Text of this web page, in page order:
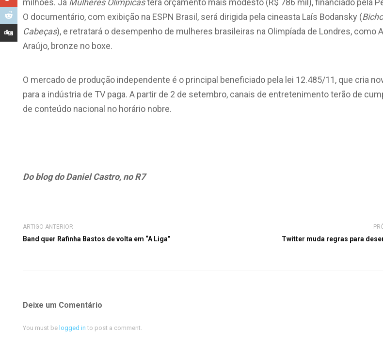
milhões. Já Mulheres Olímpicasterá orçamento mais modesto (R$ 786 mil), financiado pela
O documentário, com exibição na ESPN Brasil, será dirigida pela cineasta Laís Bodansky (
Cabeças), e retratará o desempenho de mulheres brasileiras na Olimpíada de Londres, como
Araújo, bronze no boxe.
O mercado de produção independente é o principal beneficiado pela lei 12.485/11, que cria
para a indústria de TV paga. A partir de 2 de setembro, canais de entretenimento terão de
de conteúdo nacional no horário nobre.
Do blog do Daniel Castro, no R7
ARTIGO ANTERIOR
Band quer Rafinha Bastos de volta em “A Liga” Twitter muda regras para
Deixe um Comentário
You must be logged in to post a comment.